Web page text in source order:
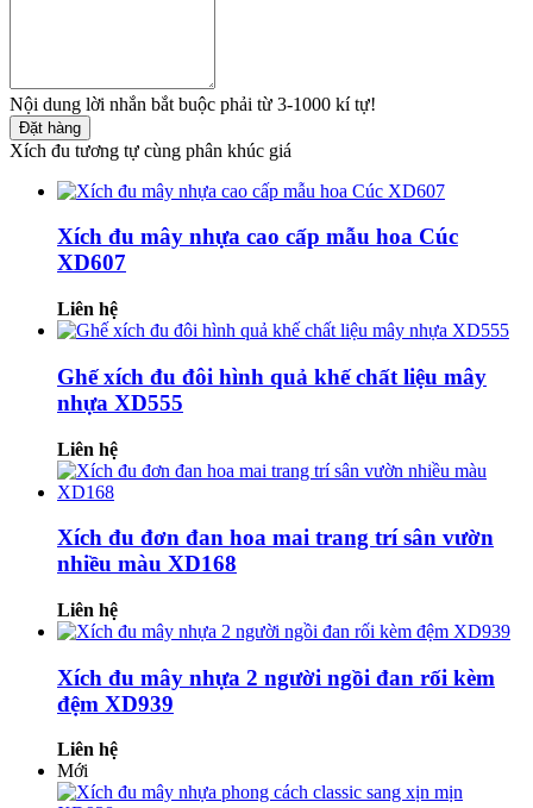
Nội dung lời nhắn bắt buộc phải từ 3-1000 kí tự!
Đặt hàng
Xích đu tương tự cùng phân khúc giá
Xích đu mây nhựa cao cấp mẫu hoa Cúc
XD607
Liên hệ
Ghế xích đu đôi hình quả khế chất liệu mây
nhựa XD555
Liên hệ
Xích đu đơn đan hoa mai trang trí sân vườn
nhiều màu XD168
Liên hệ
Xích đu mây nhựa 2 người ngồi đan rối kèm
đệm XD939
Liên hệ
Mới